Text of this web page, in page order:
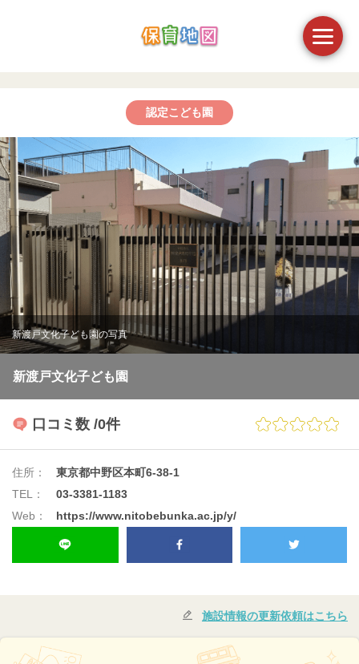
認定こども園
新渡戸文化子ども園の写真
新渡戸文化子ども園
口コミ数 /0件
住所：
東京都中野区本町6-38-1
TEL：
03-3381-1183
Web：
https://www.nitobebunka.ac.jp/y/
施設情報の更新依頼はこちら